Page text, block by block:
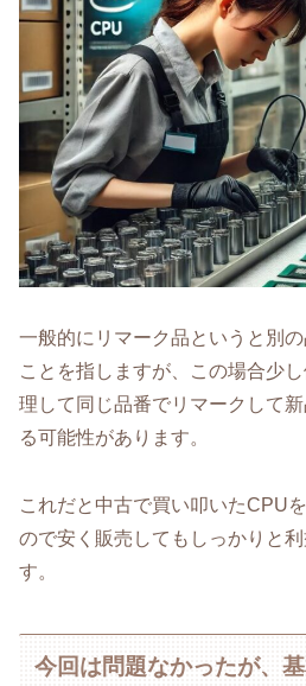
一般的にリマーク品というと別
ことを指しますが、この場合少
理して同じ品番でリマークして
る可能性があります。
これだと中古で買い叩いたCPU
ので安く販売してもしっかりと
す。
今回は問題なかったが、